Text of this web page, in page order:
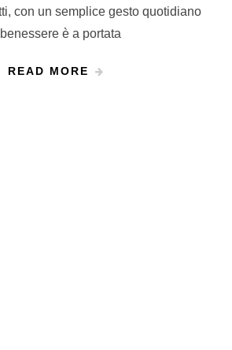
con un semplice gesto quotidiano
è a portata
READ MORE